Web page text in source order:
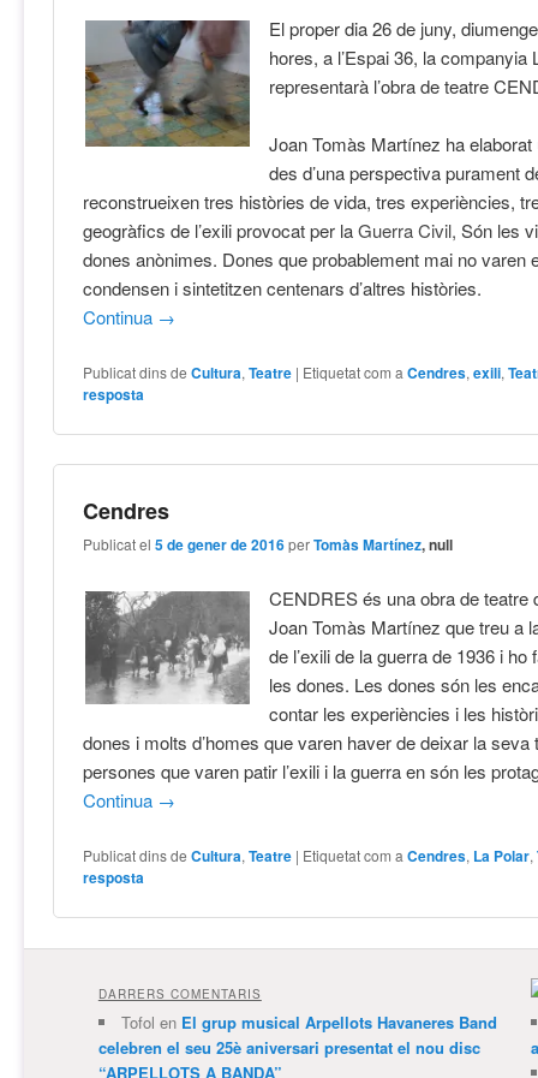
El proper dia 26 de juny,
hores, a l’Espai 36, la companyia
representarà l’obra de teatre
Joan Tomàs Martínez ha
des d’una perspectiva purament
reconstrueixen tres històries de vida, tres experiències,
geogràfics de l’exili provocat per laGuerra Civil, Són les
dones anònimes. Dones que probablement mai no varen
condensen i sintetitzen centenars d’altres històries.
Continua →
Publicat dins de Cultura,Teatre | Etiquetat com a Cendres,exili,
resposta
Cendres
Publicat el5 de gener de 2016 perTomàs Martínez, null
CENDRES és una obra de teatre
Joan Tomàs Martínez que treu a
de l’exili de la guerra de 1936 i ho
les dones. Les dones són les
contar les experiències i les
dones i molts d’homes que varen haver de deixar la seva
persones que varen patir l’exili i la guerra en són les
Continua →
Publicat dins de Cultura,Teatre | Etiquetat com a Cendres, La Polar,
resposta
DARRERS COMENTARIS
Tofol en El grup musical Arpellots Havaneres Band
celebren el seu 25è aniversari presentat el nou disc
“ARPELLOTS A BANDA”